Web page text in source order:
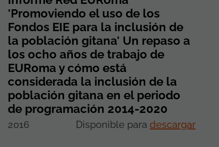
'Promoviendo el uso de los
Fondos EIE para la inclusión de
la población gitana' Un repaso a
los ocho años de trabajo de
EURoma y cómo está
considerada la inclusión de la
población gitana en el periodo
de programación 2014-2020
2016 Disponible para descargar